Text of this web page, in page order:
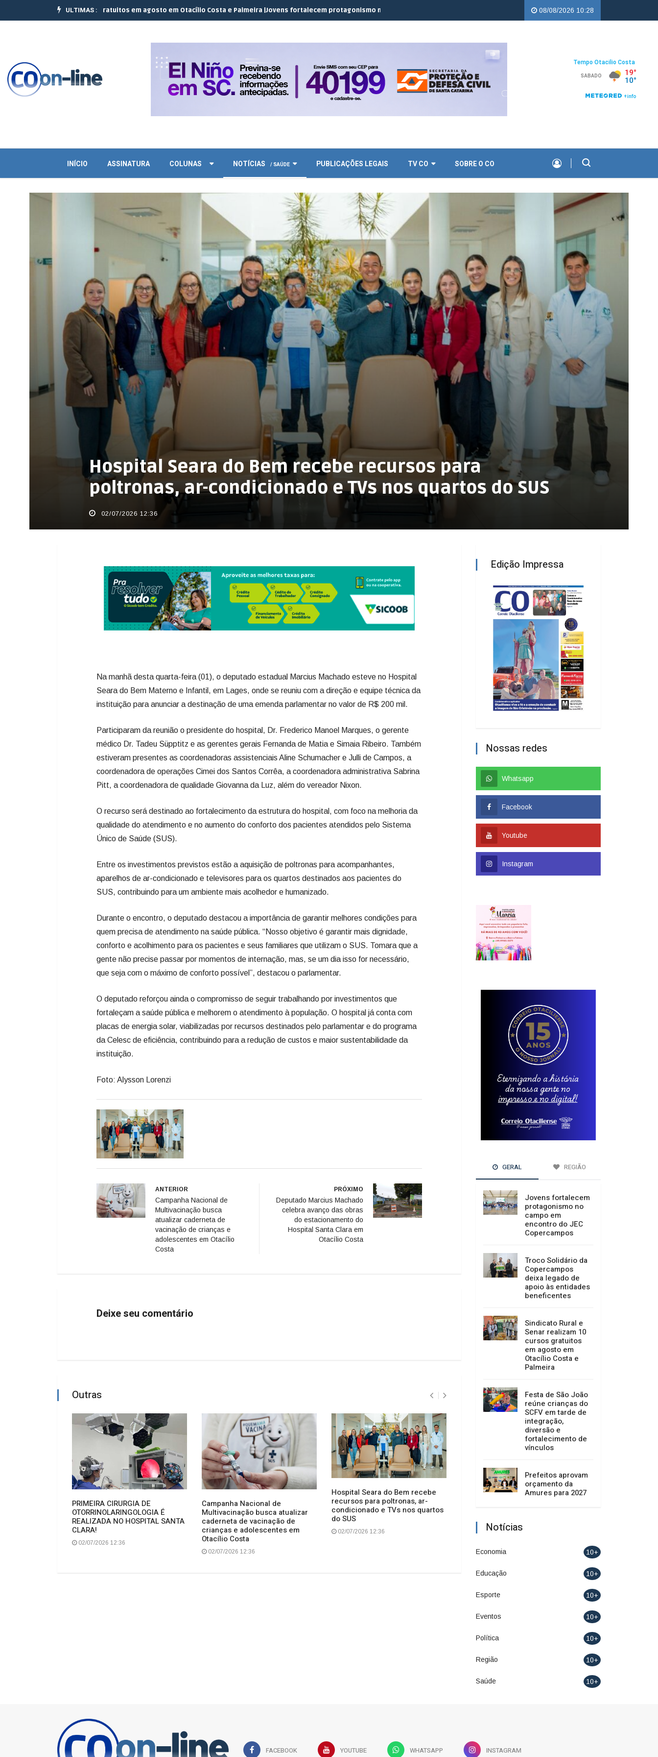
ULTIMAS :
10 cursos gratuitos em agosto em Otacílio Costa e Palmeira | Jovens fortalecem protagonismo no campo em encontro do JEC Copercampos | Troco Solidário da Copercampos deixa legado de
08/08/2026 10:28
INÍCIO ASSINATURA COLUNAS NOTÍCIAS / SAÚDE PUBLICAÇÕES LEGAIS TV CO SOBRE O CO
Hospital Seara do Bem recebe recursos para
poltronas, ar-condicionado e TVs nos quartos do SUS
02/07/2026 12:36
Na manhã desta quarta-feira (01), o deputado estadual Marcius Machado esteve no Hospital
Seara do Bem Materno e Infantil, em Lages, onde se reuniu com a direção e equipe técnica da
instituição para anunciar a destinação de uma emenda parlamentar no valor de R$ 200 mil.
Participaram da reunião o presidente do hospital, Dr. Frederico Manoel Marques, o gerente
médico Dr. Tadeu Süpptitz e as gerentes gerais Fernanda de Matia e Simaia Ribeiro. Também
estiveram presentes as coordenadoras assistenciais Aline Schumacher e Julli de Campos, a
coordenadora de operações Cimei dos Santos Corrêa, a coordenadora administrativa Sabrina
Pitt, a coordenadora de qualidade Giovanna da Luz, além do vereador Nixon.
O recurso será destinado ao fortalecimento da estrutura do hospital, com foco na melhoria da
qualidade do atendimento e no aumento do conforto dos pacientes atendidos pelo Sistema
Único de Saúde (SUS).
Entre os investimentos previstos estão a aquisição de poltronas para acompanhantes,
aparelhos de ar-condicionado e televisores para os quartos destinados aos pacientes do
SUS, contribuindo para um ambiente mais acolhedor e humanizado.
Durante o encontro, o deputado destacou a importância de garantir melhores condições para
quem precisa de atendimento na saúde pública. “Nosso objetivo é garantir mais dignidade,
conforto e acolhimento para os pacientes e seus familiares que utilizam o SUS. Tomara que a
gente não precise passar por momentos de internação, mas, se um dia isso for necessário,
que seja com o máximo de conforto possível”, destacou o parlamentar.
O deputado reforçou ainda o compromisso de seguir trabalhando por investimentos que
fortaleçam a saúde pública e melhorem o atendimento à população. O hospital já conta com
placas de energia solar, viabilizadas por recursos destinados pelo parlamentar e do programa
da Celesc de eficiência, contribuindo para a redução de custos e maior sustentabilidade da
instituição.
Foto: Alysson Lorenzi
ANTERIOR
Campanha Nacional de
Multivacinação busca
atualizar caderneta de
vacinação de crianças e
adolescentes em Otacílio
Costa
PRÓXIMO
Deputado Marcius Machado
celebra avanço das obras
do estacionamento do
Hospital Santa Clara em
Otacílio Costa
Deixe seu comentário
Outras
PRIMEIRA CIRURGIA DE
OTORRINOLARINGOLOGIA É
REALIZADA NO HOSPITAL SANTA
CLARA!
02/07/2026 12:36
Campanha Nacional de
Multivacinação busca atualizar
caderneta de vacinação de
crianças e adolescentes em
Otacílio Costa
02/07/2026 12:36
Hospital Seara do Bem recebe
recursos para poltronas, ar-
condicionado e TVs nos quartos
do SUS
02/07/2026 12:36
estacionamento do Hospital
Santa Clara em Otacílio Costa
Edição Impressa
Nossas redes
Whatsapp
Facebook
Youtube
Instagram
GERAL REGIÃO
Jovens fortalecem
protagonismo no
campo em
encontro do JEC
Copercampos
Troco Solidário da
Copercampos
deixa legado de
apoio às entidades
beneficentes
Sindicato Rural e
Senar realizam 10
cursos gratuitos
em agosto em
Otacílio Costa e
Palmeira
Festa de São João
reúne crianças do
SCFV em tarde de
integração,
diversão e
fortalecimento de
vínculos
Prefeitos aprovam
orçamento da
Amures para 2027
Notícias
Economia 10+
Educação 10+
Esporte 10+
Eventos 10+
Política 10+
Região 10+
Saúde 10+
FACEBOOK YOUTUBE WHATSAPP INSTAGRAM